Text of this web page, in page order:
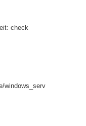
check
windows_serv